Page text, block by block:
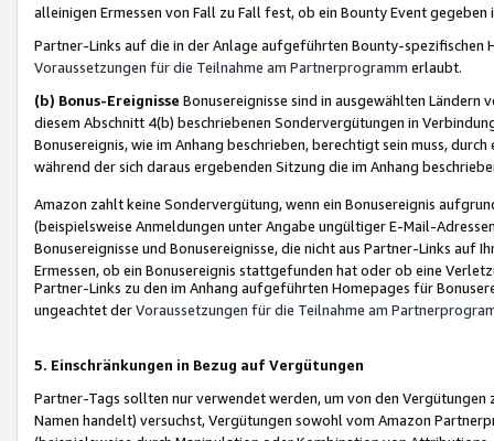
alleinigen Ermessen von Fall zu Fall fest, ob ein Bounty Event
Partner-Links auf die in der Anlage aufgeführten Bounty-spezifischen
Voraussetzungen für die Teilnahme am Partnerprogramm erlaubt.
(b) Bonus-Ereignisse Bonusereignisse sind in ausgewählten Ländern
diesem Abschnitt 4(b) beschriebenen Sondervergütungen in
Bonusereignis, wie im Anhang beschrieben, berechtigt sein muss,
während der sich daraus ergebenden Sitzung die im Anhang
Amazon zahlt keine Sondervergütung, wenn ein Bonusereignis
(beispielsweise Anmeldungen unter Angabe ungültiger E-Mail-
Bonusereignisse und Bonusereignisse, die nicht aus Partner-Links auf
Ermessen, ob ein Bonusereignis stattgefunden hat oder ob eine
Partner-Links zu den im Anhang aufgeführten Homepages für
ungeachtet derVoraussetzungen für die Teilnahme am
5. Einschränkungen in Bezug auf Vergütungen
Partner-Tags sollten nur verwendet werden, um von den
Namen handelt) versuchst, Vergütungen sowohl vom Amazon